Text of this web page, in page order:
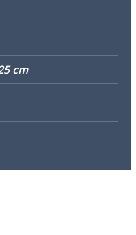
cm